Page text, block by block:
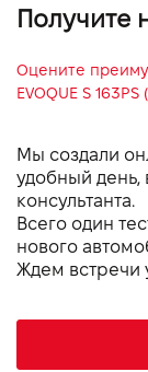
Получите
Оцените
EVOQUE S 163PS
Мы создали
удобный день,
консультанта.
Всего один
нового
Ждем встречи